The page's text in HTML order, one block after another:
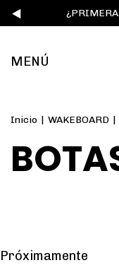
¿PRIMERA
MENÚ
Inicio | WAKEBOARD |
Próximamente